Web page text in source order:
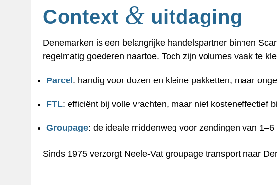
Context & uitdaging
Denemarken is een belangrijke handelspartner binnen
regelmatig goederen naartoe. Toch zijn volumes vaak te
Parcel: handig voor dozen en kleine pakketten, maar
FTL: efficiënt bij volle vrachten, maar niet kosteneffectief
Groupage: de ideale middenweg voor zendingen van
Sinds 1975 verzorgt Neele-Vat groupage transport naar